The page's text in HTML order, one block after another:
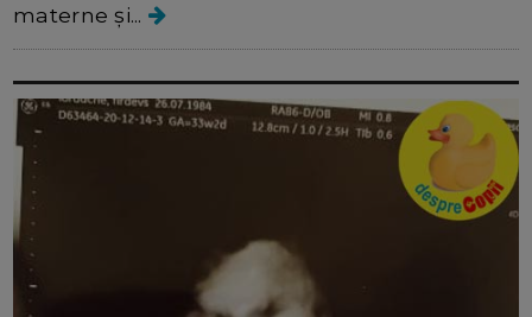
materne și...